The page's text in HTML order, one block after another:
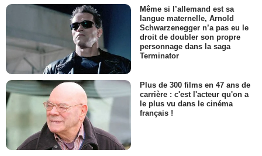
Même si l’allemand est sa
langue maternelle, Arnold
Schwarzenegger n’a pas eu le
droit de doubler son propre
personnage dans la saga
Terminator
Plus de 300 films en 47 ans de
carrière : c'est l'acteur qu'on a
le plus vu dans le cinéma
français !